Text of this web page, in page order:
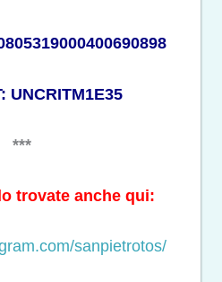
UNCRITM1E35
***
trovate anche qui:
sanpietrotos/